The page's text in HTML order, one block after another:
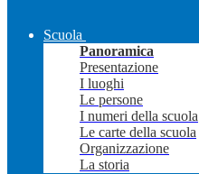
Scuola
Panoramica
Presentazione
I luoghi
Le persone
I numeri della scuola
Le carte della scuola
Organizzazione
La storia